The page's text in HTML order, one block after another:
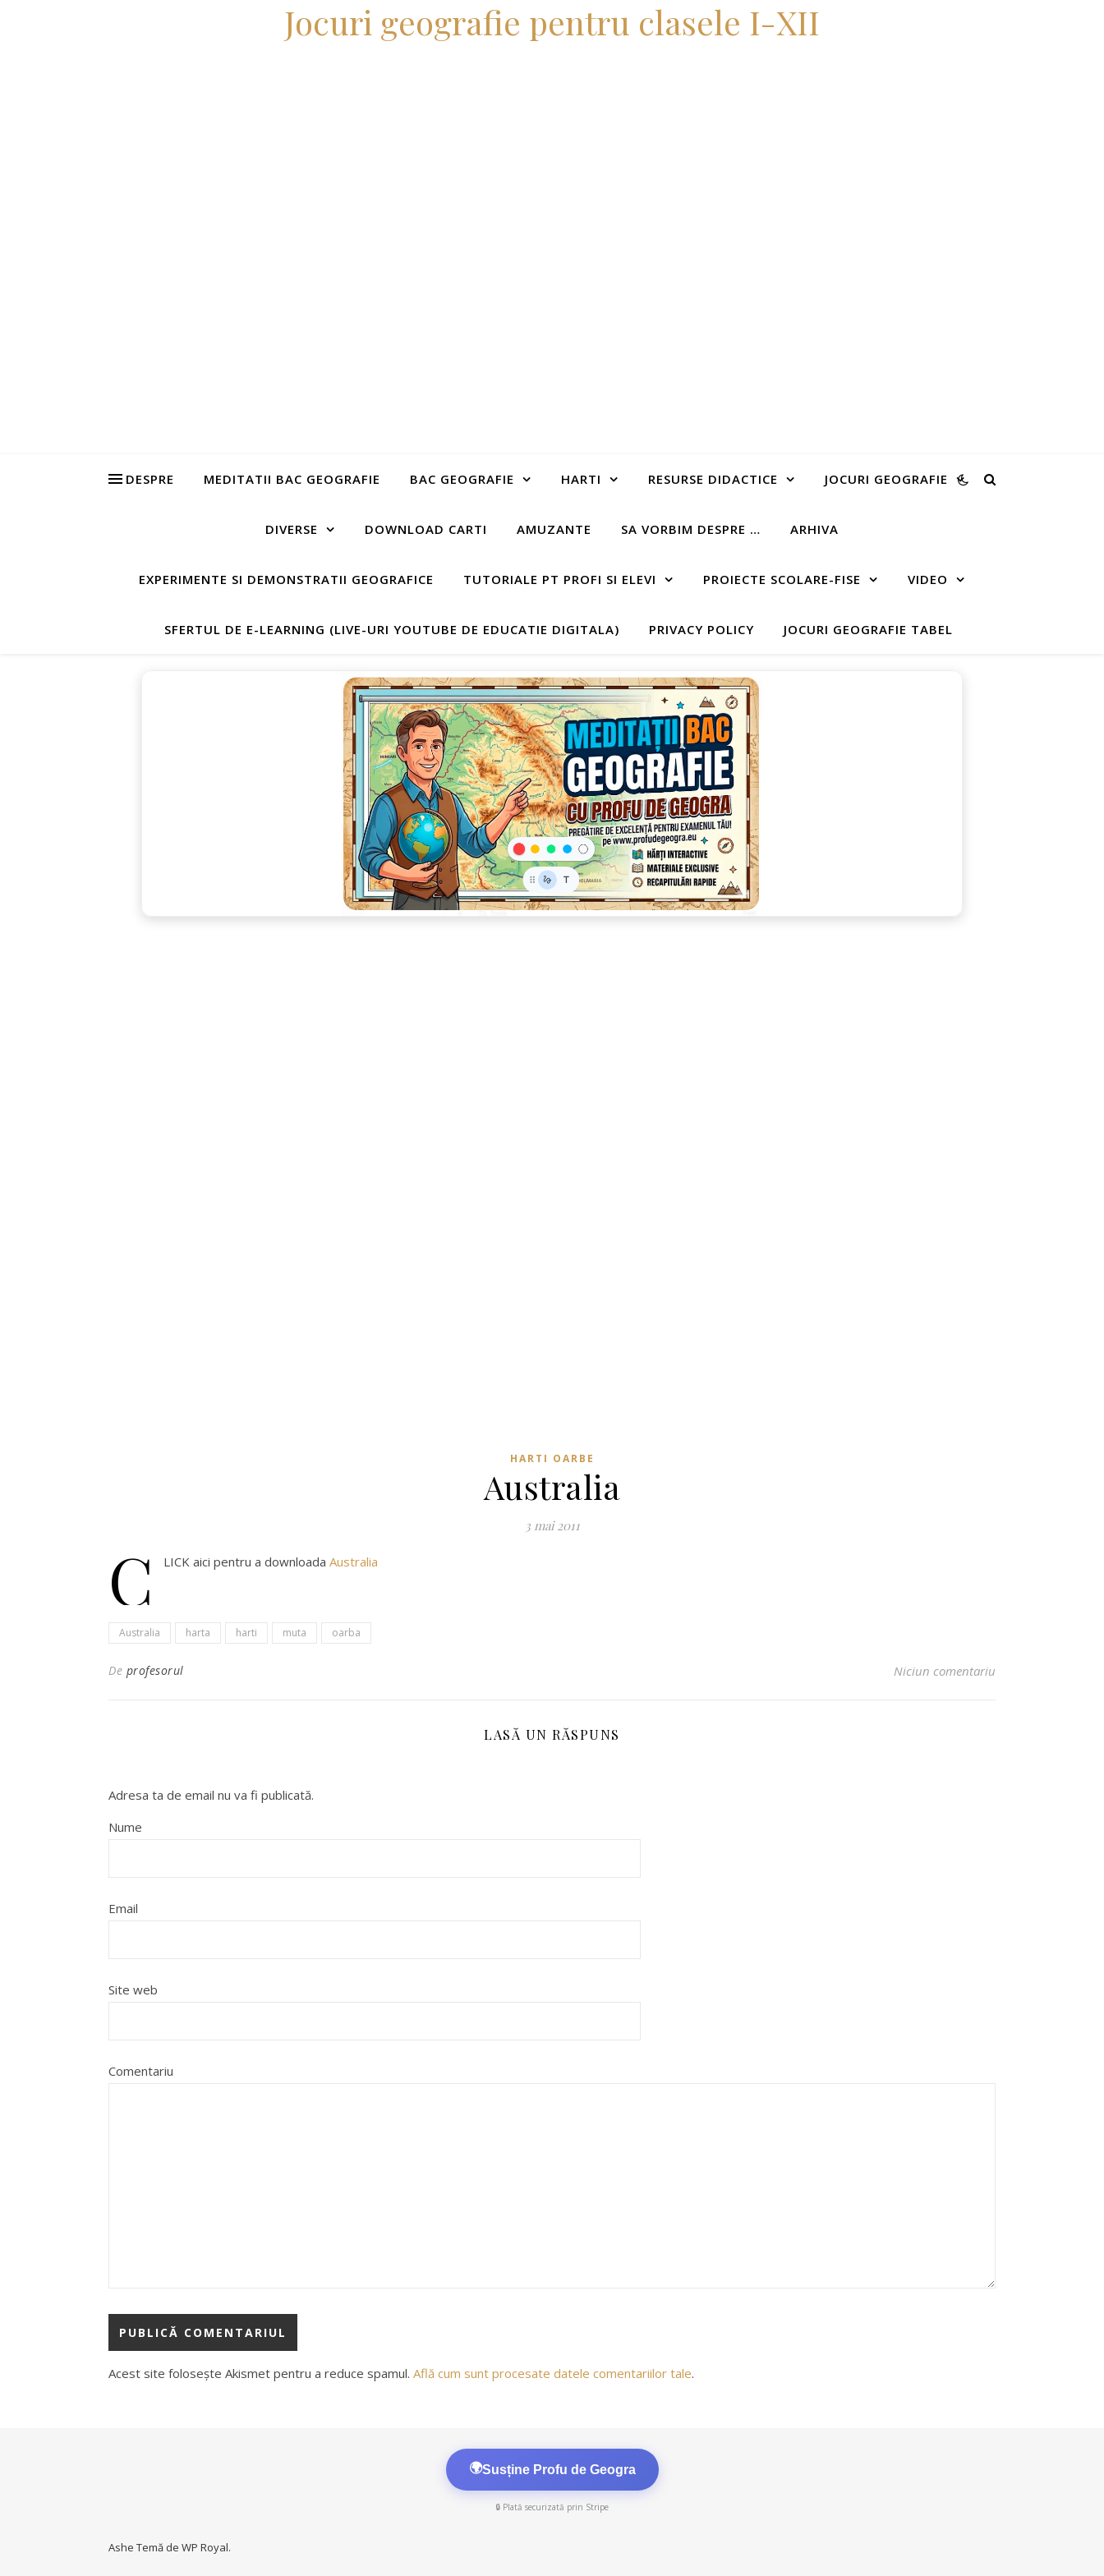
Jocuri geografie pentru clasele I-XII
DESPRE MEDITATII BAC GEOGRAFIE BAC GEOGRAFIE HARTI RESURSE DIDACTICE JOCURI GEOGRAFIE
DIVERSE DOWNLOAD CARTI AMUZANTE SA VORBIM DESPRE … ARHIVA
EXPERIMENTE SI DEMONSTRATII GEOGRAFICE TUTORIALE PT PROFI SI ELEVI PROIECTE SCOLARE-FISE VIDEO
SFERTUL DE E-LEARNING (LIVE-URI YOUTUBE DE EDUCATIE DIGITALA) PRIVACY POLICY JOCURI GEOGRAFIE TABEL
HARTI OARBE
Australia
3 mai 2011
C LICK aici pentru a downloada Australia
Australia harta harti muta oarba
De profesorul Niciun comentariu
LASĂ UN RĂSPUNS
Adresa ta de email nu va fi publicată.
Nume
Email
Site web
Comentariu
Acest site folosește Akismet pentru a reduce spamul. Află cum sunt procesate datele comentariilor tale.
🌍Susține Profu de Geogra
🔒 Plată securizată prin Stripe
Ashe Temă de WP Royal.